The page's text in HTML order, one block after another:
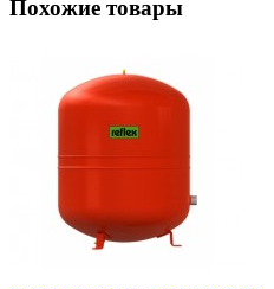
Похожие товары